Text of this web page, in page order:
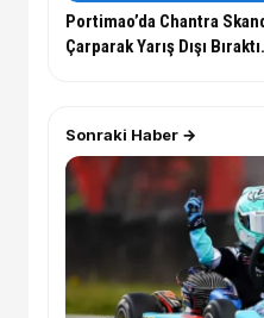
Portimao’da Chantra
Çarparak Yarış Dışı Bıraktı.
Sonraki Haber →